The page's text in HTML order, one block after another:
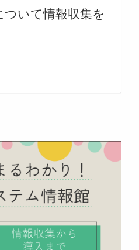
いて情報収集を